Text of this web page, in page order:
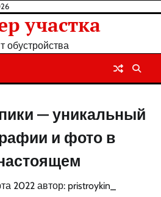
участка
обустройства
— уникальный
и фото в
2022 автор: pristroykin_